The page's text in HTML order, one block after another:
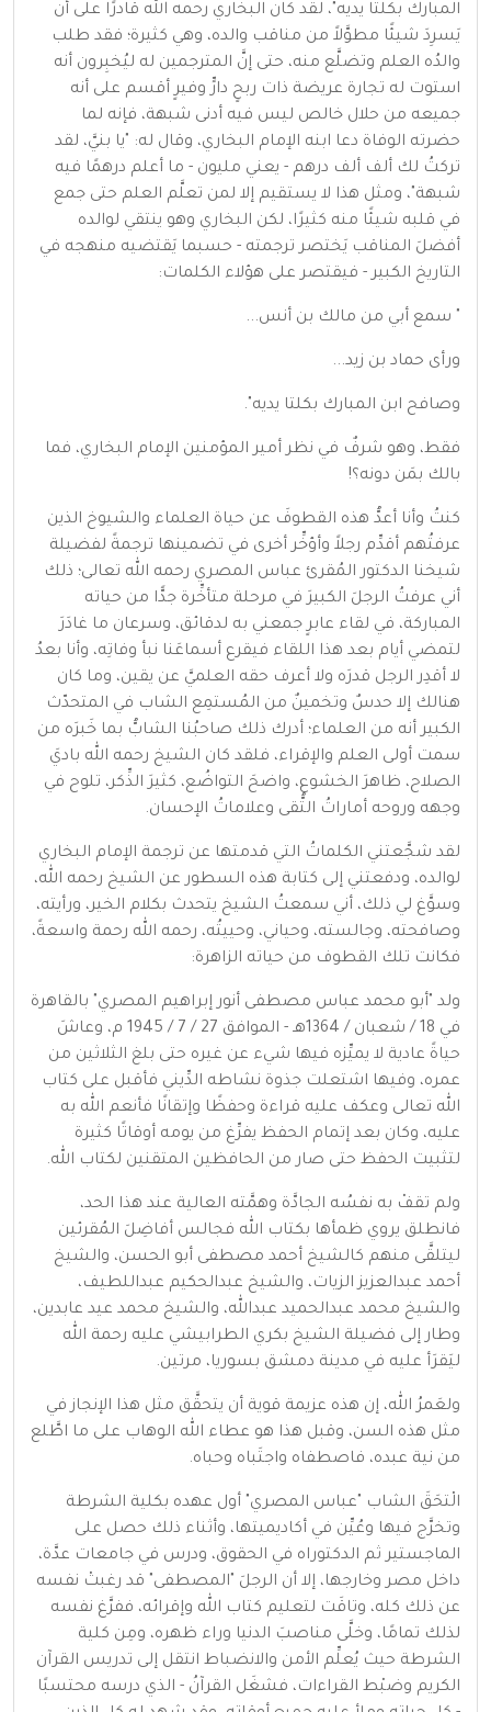
المبارك بكلتا يديه"، لقد كان البخاري رحمه الله قادرًا على أن
يَسرِدَ شيئًا مطوَّلاً من مناقب والده، وهي كثيرة؛ فقد طلب
والدُه العلم وتضلَّع منه، حتى إنَّ المترجمين له ليُخبِرون أنه
استوت له تجارة عريضة ذات ربحٍ دارٍّ وفيرٍ أقسم على أنه
جميعه من حلال خالص ليس فيه أدنى شبهة، فإنه لما
حضرته الوفاة دعا ابنه الإمام البخاري، وقال له: "يا بنيَّ، لقد
تركتُ لك ألف ألف درهم - يعني مليون - ما أعلم درهمًا فيه
شبهة"، ومثل هذا لا يستقيم إلا لمن تعلَّم العلم حتى جمع
في قلبه شيئًا منه كثيرًا، لكن البخاري وهو ينتقي لوالده
أفضلَ المناقب يَختصر ترجمته - حسبما يَقتضيه منهجه في
التاريخ الكبير - فيقتصر على هؤلاء الكلمات:
" سمع أبي من مالك بن أنس...
ورأى حماد بن زيد...
وصافح ابن المبارك بكلتا يديه".
فقط، وهو شرفٌ في نظر أمير المؤمنين الإمام البخاري، فما
بالك بمَن دونه؟!
كنتُ وأنا أعدُّ هذه القطوفَ عن حياة العلماء والشيوخ الذين
عرفتُهم أقدِّم رجلاً وأؤخِّر أخرى في تضمينها ترجمةً لفضيلة
شيخنا الدكتور المُقرئ عباس المصري رحمه الله تعالى؛ ذلك
أني عرفتُ الرجلَ الكبيرَ في مرحلة متأخِّرة جدًّا من حياته
المباركة، في لقاء عابرٍ جمعني به لدقائق، وسرعان ما غادَرَ
لتمضي أيام بعد هذا اللقاء فيقرع أسماعَنا نبأ وفاتِه، وأنا بعدُ
لا أقدِر الرجل قدرَه ولا أعرف حقه العلميَّ عن يقين، وما كان
هنالك إلا حدسٌ وتخمينٌ من المُستمِع الشاب في المتحدّث
الكبير أنه من العلماء؛ أدرك ذلك صاحبُنا الشابُّ بما خَبرَه من
سمت أولى العلم والإقراء، فلقد كان الشيخ رحمه الله باديَ
الصلاح، ظاهرَ الخشوع، واضحَ التواضُع، كثيرَ الذِّكر، تلوح في
وجهه وروحه أماراتُ التُّقى وعلاماتُ الإحسان.
لقد شجَّعتني الكلماتُ التي قدمتها عن ترجمة الإمام البخاري
لوالده، ودفعتني إلى كتابة هذه السطور عن الشيخ رحمه الله،
وسوَّغ لي ذلك، أني سمعتُ الشيخ يتحدث بكلام الخير، ورأيته،
وصافحته، وجالسته، وحياني، وحييتُه، رحمه الله رحمة واسعةً،
فكانت تلك القطوف من حياته الزاهرة:
ولد "أبو محمد عباس مصطفى أنور إبراهيم المصري" بالقاهرة
في 18 / شعبان / 1364هـ - الموافق 27 / 7 / 1945 م، وعاشَ
حياةً عادية لا يميِّزه فيها شيء عن غيره حتى بلغ الثلاثين من
عمره، وفيها اشتعلت جذوة نشاطه الدِّيني فأقبل على كتاب
الله تعالى وعكف عليه قراءة وحفظًا وإتقانًا فأنعم الله به
عليه، وكان بعد إتمام الحفظ يفرِّغ من يومه أوقاتًا كثيرة
لتثبيت الحفظ حتى صار من الحافظين المتقنين لكتاب الله.
ولم تقفْ به نفسُه الجادَّة وهمَّته العالية عند هذا الحد،
فانطلق يروي ظمأها بكتاب الله فجالس أفاضِلَ المُقرئين
ليتلقَّى منهم كالشيخ أحمد مصطفى أبو الحسن، والشيخ
أحمد عبدالعزيز الزيات، والشيخ عبدالحكيم عبداللطيف،
والشيخ محمد عبدالحميد عبدالله، والشيخ محمد عيد عابدين،
وطار إلى فضيلة الشيخ بكري الطرابيشي عليه رحمة الله
ليَقرَأ عليه في مدينة دمشق بسوريا، مرتين.
ولعَمرُ الله، إن هذه عزيمة قوية أن يتحقَّق مثل هذا الإنجاز في
مثل هذه السن، وقبل هذا هو عطاء الله الوهاب على ما اطَّلع
من نية عبده، فاصطفاه واجتَباه وحباه.
الْتحَقَ الشاب "عباس المصري" أول عهده بكلية الشرطة
وتخرَّج فيها وعُيِّن في أكاديميتها، وأثناء ذلك حصل على
الماجستير ثم الدكتوراه في الحقوق، ودرس في جامعات عدَّة،
داخل مصر وخارجها، إلا أن الرجلَ "المصطفى" قد رغبتْ نفسه
عن ذلك كله، وتاقَت لتعليم كتاب الله وإقرائه، ففرَّغ نفسه
لذلك تمامًا، وخلَّى مناصبَ الدنيا وراء ظهره، ومِن كلية
الشرطة حيث يُعلِّم الأمن والانضباط انتقل إلى تدريس القرآن
الكريم وضبْط القراءات، فشغَل القرآنُ - الذي درسه محتسبًا